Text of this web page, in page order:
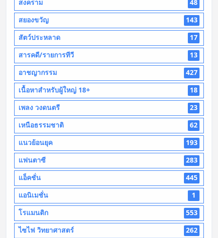
สงคราม
48
สยองขวัญ
143
สัตว์ประหลาด
17
สารคดี/รายการทีวี
13
อาชญากรรม
427
เนื้อหาสำหรับผู้ใหญ่ 18+
18
เพลง วงดนตรี
23
เหนือธรรมชาติ
62
แนวย้อนยุค
193
แฟนตาซี
283
แอ็คชั่น
445
แอนิเมชั่น
1
โรแมนติก
553
ไซไฟ วิทยาศาสตร์
262